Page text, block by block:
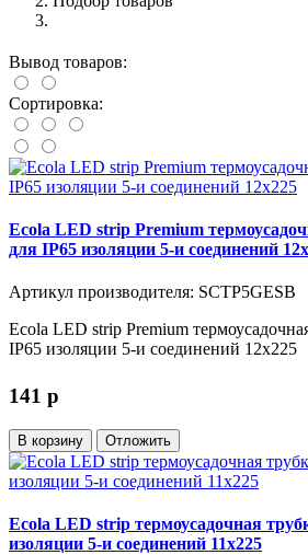
Вывод товаров:
Сортировка:
Ecola LED strip Premium
для IP65 изоляции 5-и соединений
Артикул производителя: SCTP5GESB
Ecola LED strip Premium
IP65 изоляции 5-и соединений 12х225
141 p
В корзину Отложить
Ecola LED strip термоусадочная
изоляции 5-и соединений 11х225